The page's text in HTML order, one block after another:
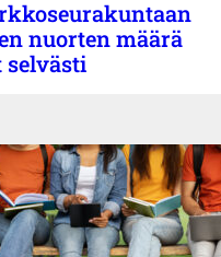
nuorten määrä
selvästi